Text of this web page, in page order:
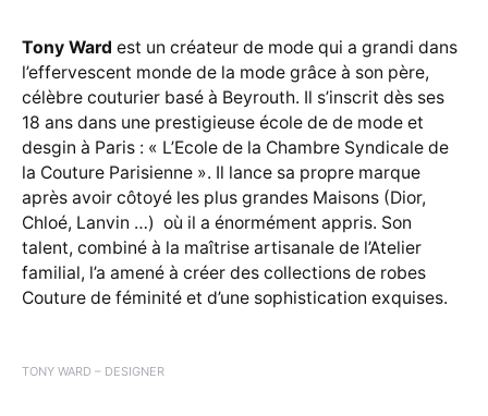
Tony Ward est un créateur de mode qui a grandi dans
l’effervescent monde de la mode grâce à son père,
célèbre couturier basé à Beyrouth. Il s’inscrit dès ses
18 ans dans une prestigieuse école de de mode et
desgin à Paris : « L’Ecole de la Chambre Syndicale de
la Couture Parisienne ». Il lance sa propre marque
après avoir côtoyé les plus grandes Maisons (Dior,
Chloé, Lanvin …) où il a énormément appris. Son
talent, combiné à la maîtrise artisanale de l’Atelier
familial, l’a amené à créer des collections de robes
Couture de féminité et d’une sophistication exquises.
TONY WARD – DESIGNER